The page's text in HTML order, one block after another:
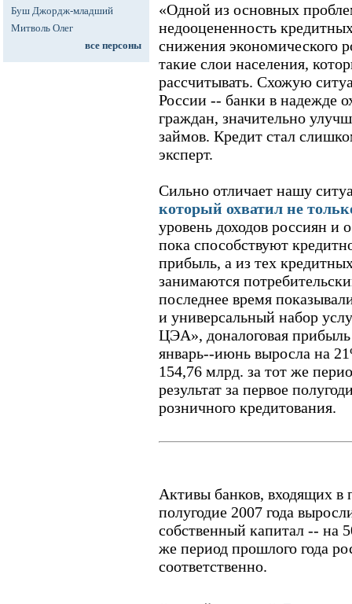
Буш Джордж-младший
Митволь Олег
все персоны
«Одной из основных
недооцененность
снижения экономического
такие слои населения,
рассчитывать. Схожую
России -- банки в надежде
граждан, значительно
займов. Кредит стал
эксперт.
Сильно отличает нашу
который охватил не
уровень доходов россиян и
пока способствуют
прибыль, а из тех
занимаются
последнее время
и универсальный набор
ЦЭА», доналоговая прибыль
январь--июнь выросла на
154,76 млрд. за тот же
результат за первое
розничного кредитования.
Активы банков, входящих в
полугодие 2007 года
собственный капитал -- на
же период прошлого года
соответственно.